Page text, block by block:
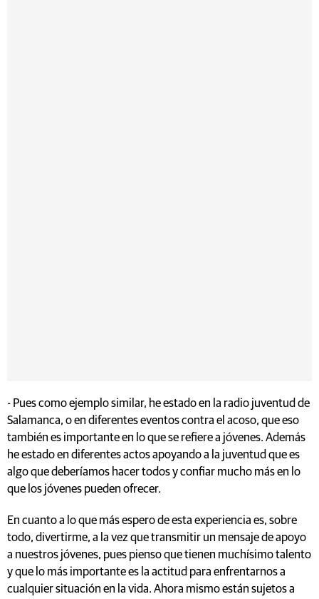
- Pues como ejemplo similar, he estado en la radio juventud de
Salamanca, o en diferentes eventos contra el acoso, que eso
también es importante en lo que se refiere a jóvenes. Además
he estado en diferentes actos apoyando a la juventud que es
algo que deberíamos hacer todos y confiar mucho más en lo
que los jóvenes pueden ofrecer.
En cuanto a lo que más espero de esta experiencia es, sobre
todo, divertirme, a la vez que transmitir un mensaje de apoyo
a nuestros jóvenes, pues pienso que tienen muchísimo talento
y que lo más importante es la actitud para enfrentarnos a
cualquier situación en la vida. Ahora mismo están sujetos a